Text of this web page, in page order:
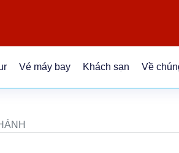
Vé máy bay Khách sạn Về